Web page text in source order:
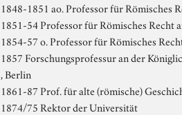
1848-1851 ao. Professor für Römisches
1851-54 Professor für Römisches Recht
1854-57 o. Professor für Römisches
1857 Forschungsprofessur an der
, Berlin
1861-87 Prof. für alte (römische)
1874/75 Rektor der Universität